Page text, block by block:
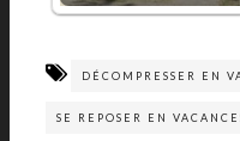
DÉCOMPRESSER EN
SE REPOSER EN